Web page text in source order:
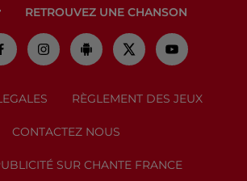
RETROUVEZ UNE CHANSON
RÈGLEMENT DES JEUX
CONTACTEZ NOUS
SUR CHANTE FRANCE